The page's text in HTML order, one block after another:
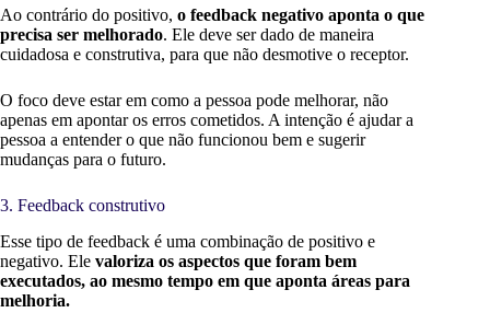
Ao contrário do positivo, o feedback negativo aponta o que
precisa ser melhorado. Ele deve ser dado de maneira
cuidadosa e construtiva, para que não desmotive o receptor.
O foco deve estar em como a pessoa pode melhorar, não
apenas em apontar os erros cometidos. A intenção é ajudar a
pessoa a entender o que não funcionou bem e sugerir
mudanças para o futuro.
3. Feedback construtivo
Esse tipo de feedback é uma combinação de positivo e
negativo. Ele valoriza os aspectos que foram bem
executados, ao mesmo tempo em que aponta áreas para
melhoria.